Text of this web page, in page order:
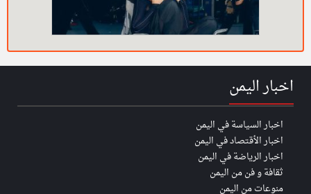
اخبار اليمن
اخبار السياسة في اليمن
اخبار الأقتصاد في اليمن
اخبار الرياضة في اليمن
ثقافة و فن من اليمن
منوعات من اليمن